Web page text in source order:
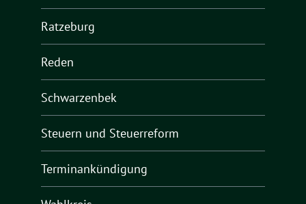
Ratzeburg
Reden
Schwarzenbek
Steuern und Steuerreform
Terminankündigung